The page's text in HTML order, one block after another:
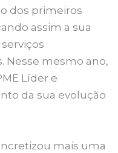
dos primeiros
assim a sua
Nesse mesmo ano,
Líder e
da sua evolução
mais uma